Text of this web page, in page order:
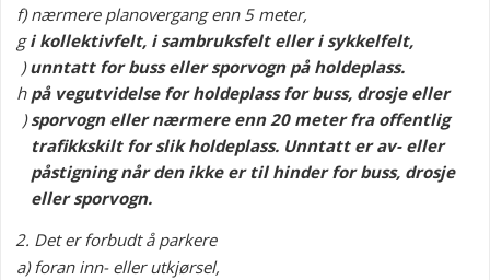
f) nærmere planovergang enn 5 meter,
g
)
i kollektivfelt, i sambruksfelt eller i sykkelfelt,
unntatt for buss eller sporvogn på holdeplass.
h
)
på vegutvidelse for holdeplass for buss, drosje eller
sporvogn eller nærmere enn 20 meter fra offentlig
trafikkskilt for slik holdeplass. Unntatt er av- eller
påstigning når den ikke er til hinder for buss, drosje
eller sporvogn.
2. Det er forbudt å parkere
a) foran inn- eller utkjørsel,